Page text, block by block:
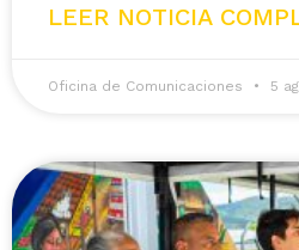
LEER NOTICIA
Oficina de Comunicaciones 5